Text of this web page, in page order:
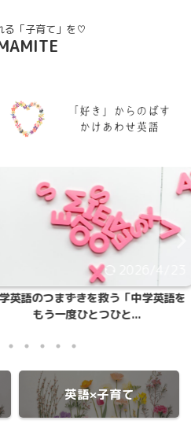
る「子育て」を♡
2026/4/23
きを救う「中学英語を
度ひとつひと...
【これ
英語×子育て